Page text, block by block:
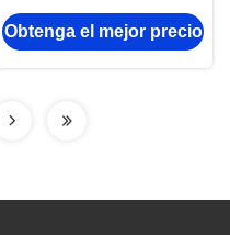
doble cara de cuero de
PU con función
Obtenga el mejor precio